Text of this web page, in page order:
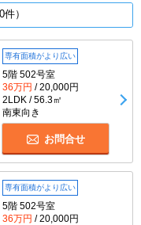
）
専有面積がより広い
5階 502号室
36万円 / 20,000円
2LDK / 56.3㎡
南東向き
お問合せ
専有面積がより広い
5階 502号室
36万円 / 20,000円